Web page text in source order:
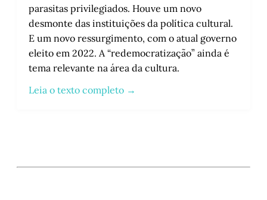
parasitas privilegiados. Houve um novo
desmonte das instituições da política cultural.
E um novo ressurgimento, com o atual governo
eleito em 2022. A “redemocratização” ainda é
tema relevante na área da cultura.
Leia o texto completo →